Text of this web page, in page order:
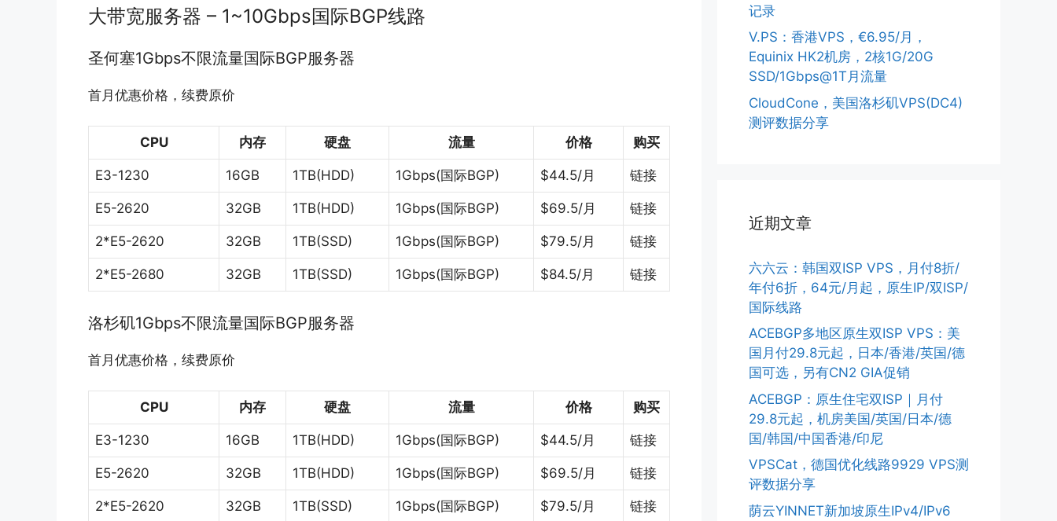
大带宽服务器 – 1~10Gbps国际BGP线路
圣何塞1Gbps不限流量国际BGP服务器
首月优惠价格，续费原价
CPU 内存 硬盘 流量 价格 购买
E3-1230 16GB 1TB(HDD) 1Gbps(国际BGP) $44.5/月 链接
E5-2620 32GB 1TB(HDD) 1Gbps(国际BGP) $69.5/月 链接
2*E5-2620 32GB 1TB(SSD) 1Gbps(国际BGP) $79.5/月 链接
2*E5-2680 32GB 1TB(SSD) 1Gbps(国际BGP) $84.5/月 链接
洛杉矶1Gbps不限流量国际BGP服务器
首月优惠价格，续费原价
CPU 内存 硬盘 流量 价格 购买
E3-1230 16GB 1TB(HDD) 1Gbps(国际BGP) $44.5/月 链接
E5-2620 32GB 1TB(HDD) 1Gbps(国际BGP) $69.5/月 链接
2*E5-2620 32GB 1TB(SSD) 1Gbps(国际BGP) $79.5/月 链接
记录
V.PS：香港VPS，€6.95/月，
Equinix HK2机房，2核1G/20G
SSD/1Gbps@1T月流量
CloudCone，美国洛杉矶VPS(DC4)
测评数据分享
近期文章
六六云：韩国双ISP VPS，月付8折/
年付6折，64元/月起，原生IP/双ISP/
国际线路
ACEBGP多地区原生双ISP VPS：美
国月付29.8元起，日本/香港/英国/德
国可选，另有CN2 GIA促销
ACEBGP：原生住宅双ISP｜月付
29.8元起，机房美国/英国/日本/德
国/韩国/中国香港/印尼
VPSCat，德国优化线路9929 VPS测
评数据分享
荫云YINNET新加坡原生IPv4/IPv6